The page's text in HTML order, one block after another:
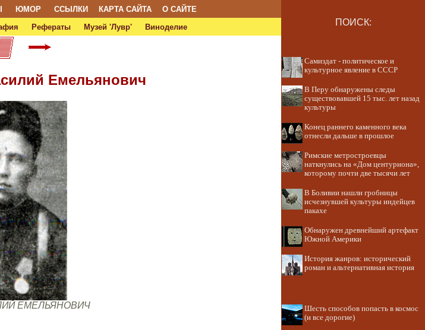
ЮМОР ССЫЛКИ КАРТА САЙТА
О САЙТЕ
Рефераты Музей 'Лувр' Виноделие ПОИСК:
Емельянович
ЕМЕЛЬЯНОВИЧ
Самиздат - политическое и
культурное явление в СССР
В Перу обнаружены следы
существовавшей 15 тыс. лет назад
культуры
Конец раннего каменного века
отнесли дальше в прошлое
Римские метростроевцы
наткнулись на «Дом центуриона»,
которому почти две тысячи лет
В Боливии нашли гробницы
исчезнувшей культуры индейцев
пакахе
Обнаружен древнейший артефакт
Южной Америки
История жанров: исторический
роман и альтернативная история
Шесть способов попасть в космос
(и все дорогие)